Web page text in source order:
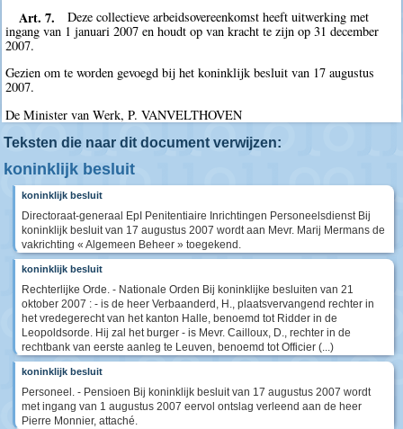
Art. 7.
Deze collectieve arbeidsovereenkomst heeft uitwerking met
ingang van 1 januari 2007 en houdt op van kracht te zijn op 31 december
2007.
Gezien om te worden gevoegd bij het koninklijk besluit van 17 augustus
2007.
De Minister van Werk, P. VANVELTHOVEN
Teksten die naar dit document verwijzen:
koninklijk besluit
koninklijk besluit
Directoraat-generaal EpI Penitentiaire Inrichtingen Personeelsdienst Bij
koninklijk besluit van 17 augustus 2007 wordt aan Mevr. Marij Mermans de
vakrichting « Algemeen Beheer » toegekend.
koninklijk besluit
Rechterlijke Orde. - Nationale Orden Bij koninklijke besluiten van 21
oktober 2007 : - is de heer Verbaanderd, H., plaatsvervangend rechter in
het vredegerecht van het kanton Halle, benoemd tot Ridder in de
Leopoldsorde. Hij zal het burger - is Mevr. Cailloux, D., rechter in de
rechtbank van eerste aanleg te Leuven, benoemd tot Officier (...)
koninklijk besluit
Personeel. - Pensioen Bij koninklijk besluit van 17 augustus 2007 wordt
met ingang van 1 augustus 2007 eervol ontslag verleend aan de heer
Pierre Monnier, attaché.